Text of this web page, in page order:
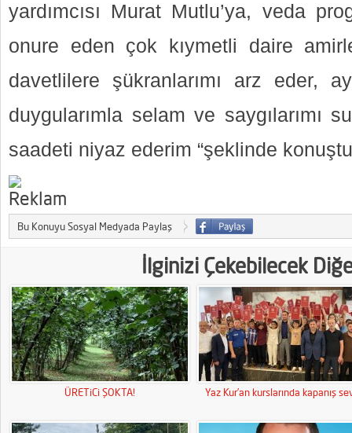
yardımcısı Murat Mutlu’ya, veda
onure eden çok kıymetli daire
davetlilere şükranlarımı arz eder,
duygularımla selam ve saygılarımı
saadeti niyaz ederim “şeklinde
Bu Konuyu Sosyal Medyada Paylaş
İlginizi Çekebilecek
ÜRETiCi ŞOKTA! Yaz Kur’an kurslarında kapanış